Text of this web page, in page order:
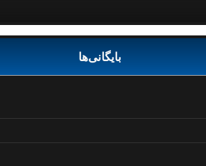
بایگانی‌ها